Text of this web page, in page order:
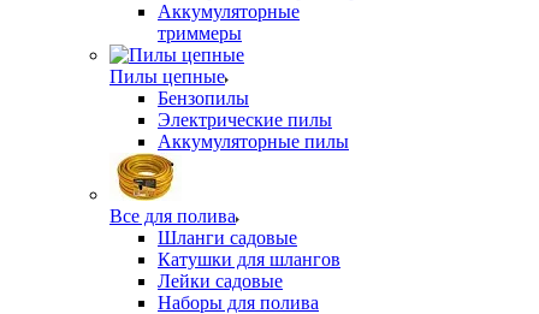
Аккумуляторные
триммеры
Пилы цепные
Бензопилы
Электрические пилы
Аккумуляторные пилы
Все для полива
Шланги садовые
Катушки для шлангов
Лейки садовые
Наборы для полива